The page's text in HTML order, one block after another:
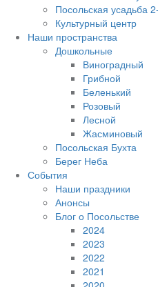
Посольская усадьба
Культурный центр
Наши пространства
Дошкольные
Виноградный
Грибной
Беленький
Розовый
Лесной
Жасминовый
Посольская Бухта
Берег Неба
События
Наши праздники
Анонсы
Блог о Посольстве
2024
2023
2022
2021